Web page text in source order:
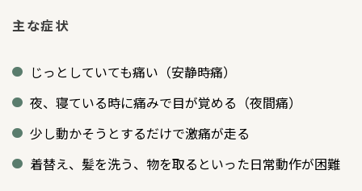
主な症状
じっとしていても痛い（安静時痛）
夜、寝ている時に痛みで目が覚める（夜間痛）
少し動かそうとするだけで激痛が走る
着替え、髪を洗う、物を取るといった日常動作が困難